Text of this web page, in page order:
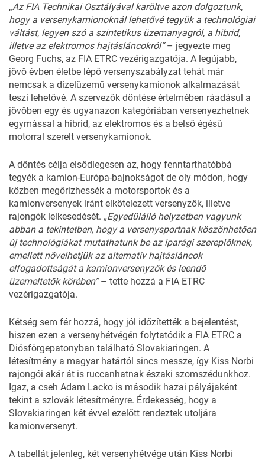
„Az FIA Technikai Osztályával karöltve azon dolgoztunk,
hogy a versenykamionoknál lehetővé tegyük a technológiai
váltást, legyen szó a szintetikus üzemanyagról, a hibrid,
illetve az elektromos hajtásláncokról”– jegyezte meg
Georg Fuchs, az FIA ETRC vezérigazgatója. A legújabb,
jövő évben életbe lépő versenyszabályzat tehát már
nemcsak a dízelüzemű versenykamionok alkalmazását
teszi lehetővé. A szervezők döntése értelmében ráadásul a
jövőben egy és ugyanazon kategóriában versenyezhetnek
egymással a hibrid, az elektromos és a belső égésű
motorral szerelt versenykamionok.
A döntés célja elsődlegesen az, hogy fenntarthatóbbá
tegyék a kamion-Európa-bajnokságot de oly módon, hogy
közben megőrizhessék a motorsportok és a
kamionversenyek iránt elkötelezett versenyzők, illetve
rajongók lelkesedését. „Egyedülálló helyzetben vagyunk
abban a tekintetben, hogy a versenysportnak köszönhetően
új technológiákat mutathatunk be az iparági szereplőknek,
emellett növelhetjük az alternatív hajtásláncok
elfogadottságát a kamionversenyzők és leendő
üzemeltetők körében”– tette hozzá a FIA ETRC
vezérigazgatója.
Kétség sem fér hozzá, hogy jól időzítették a bejelentést,
hiszen ezen a versenyhétvégén folytatódik a FIA ETRC a
Diósförgepatonyban található Slovakiaringen. A
létesítmény a magyar határtól sincs messze, így Kiss Norbi
rajongói akár át is ruccanhatnak északi szomszédunkhoz.
Igaz, a cseh Adam Lacko is második hazai pályájaként
tekint a szlovák létesítményre. Érdekesség, hogy a
Slovakiaringen két évvel ezelőtt rendeztek utoljára
kamionversenyt.
A tabellát jelenleg, két versenyhétvége után Kiss Norbi